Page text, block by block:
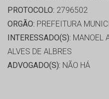
PROTOCOLO: 2796502
ORGÃO: PREFEITURA
INTERESSADO(S): MANOEL
ALVES DE ALBRES
ADVOGADO(S): NÃO HÁ